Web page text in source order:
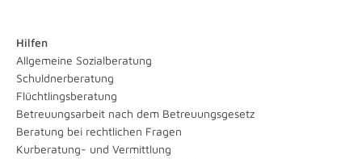
Hilfen
Allgemeine Sozialberatung
Schuldnerberatung
Flüchtlingsberatung
Betreuungsarbeit nach dem Betreuungsgesetz
Beratung bei rechtlichen Fragen
Kurberatung- und Vermittlung